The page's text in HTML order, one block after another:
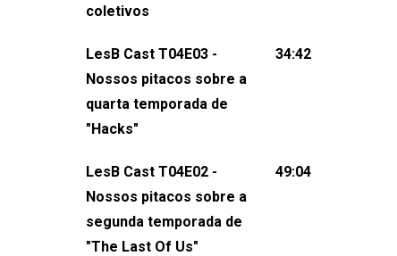
momentos, as maiores confusões e,
pensar (e rir) sobre amor sáfico!Você
também pode participar dessa
conversa mandando sugestões de
pauta, comentários, perguntas ou
e-mail para podcast@lesbout.com.br. E
não esqueça de visitar nosso site e
coletivos
LesB Cast T04E03 -
Nossos pitacos sobre a
quarta temporada de
"Hacks"
34:42
LesB Cast T04E02 -
Nossos pitacos sobre a
segunda temporada de
"The Last Of Us"
49:04